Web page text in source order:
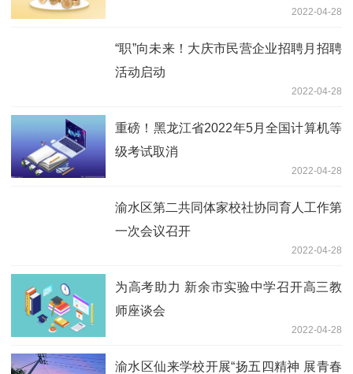
2022-04-28
“职”向未来！大庆市民营企业招聘月招聘
活动启动
2022-04-28
重磅！黑龙江省2022年5月全国计算机等
级考试取消
2022-04-28
渝水区第二共同体家校社协同育人工作第
一次会议召开
2022-04-28
为高考助力 新余市实验中学召开高三教
师座谈会
2022-04-28
渝水区仙来学校开展“扬五四精神 展青春